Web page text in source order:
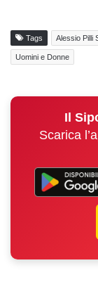
Tags Alessio Pilli
Uomini e Donne
Il
Scarica